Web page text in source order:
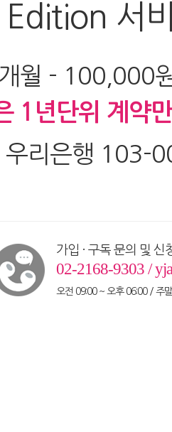
Edition 서
월 - 100,000
1년단위 계약
우리은행 103-
가입 · 구독 문의 및 신
02-2168-9303 /
오전 09:00 ~ 오후 06:00 / 주